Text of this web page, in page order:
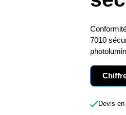
7010
Devis en